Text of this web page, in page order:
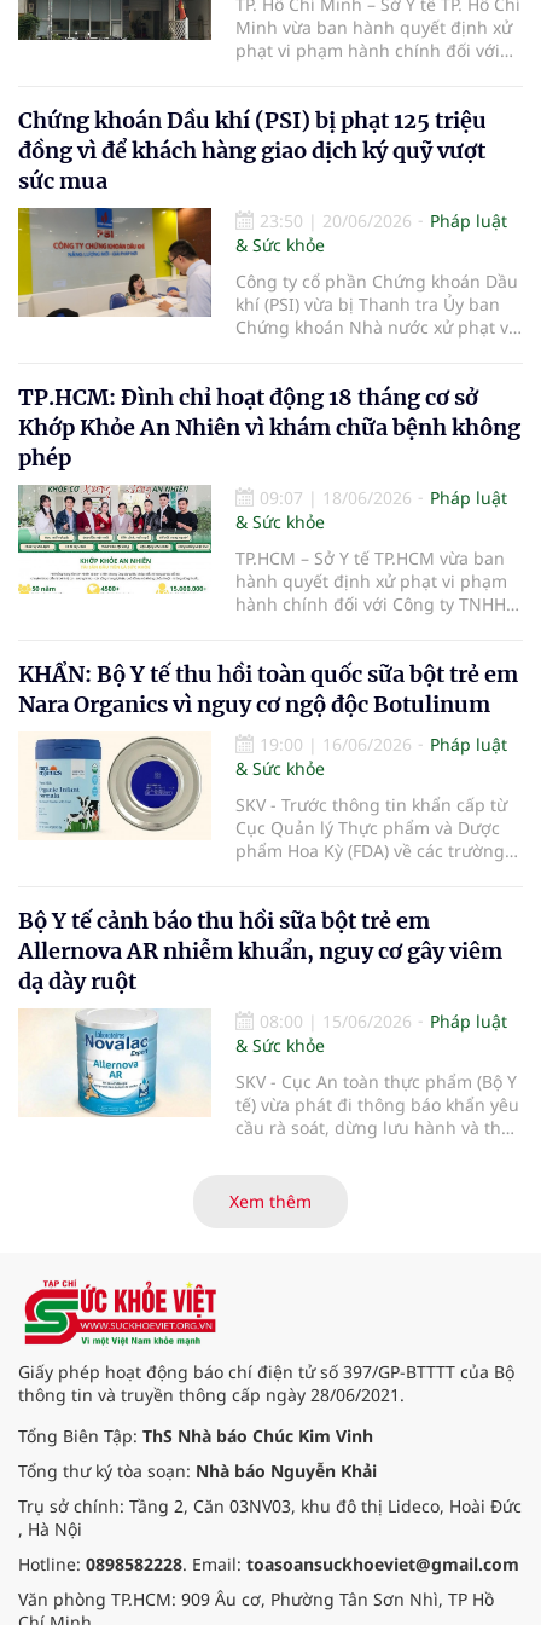
Minh vừa ban hành quyết định xử
phạt vi phạm hành chính đối với
Bệnh viện Ánh Dương, với tổng số
tiền 149 triệu đồng do nhiều vi
phạm trong hoạt động khám, chữa
Chứng khoán Dầu khí (PSI) bị phạt 125 triệu
đồng vì để khách hàng giao dịch ký quỹ vượt
sức mua
23:50 | 20/06/2026
Pháp luật
& Sức khỏe
Công ty cổ phần Chứng khoán Dầu
khí (PSI) vừa bị Thanh tra Ủy ban
Chứng khoán Nhà nước xử phạt vi
khoán.
TP.HCM: Đình chỉ hoạt động 18 tháng cơ sở
Khớp Khỏe An Nhiên vì khám chữa bệnh không
phép
09:07 | 18/06/2026
Pháp luật
& Sức khỏe
TP.HCM – Sở Y tế TP.HCM vừa ban
hành quyết định xử phạt vi phạm
hành chính đối với Công ty TNHH
vụ khám bệnh, chữa bệnh khi chưa
được cấp giấy phép hoạt động
theo quy định của pháp luật.
KHẨN: Bộ Y tế thu hồi toàn quốc sữa bột trẻ em
Nara Organics vì nguy cơ ngộ độc Botulinum
19:00 | 16/06/2026
Pháp luật
& Sức khỏe
SKV - Trước thông tin khẩn cấp từ
Cục Quản lý Thực phẩm và Dược
phẩm Hoa Kỳ (FDA) về các trường
toàn thực phẩm (Bộ Y tế) đã liên
tiếp ban hành các công văn hỏa
tốc yêu cầu rà soát, thu hồi triệt để
thuộc thương hiệu Nara Organics
tại thị trường Việt Nam nhằm bảo
vệ tuyệt đối sức khỏe người tiêu
dùng.
Bộ Y tế cảnh báo thu hồi sữa bột trẻ em
Allernova AR nhiễm khuẩn, nguy cơ gây viêm
dạ dày ruột
08:00 | 15/06/2026
Pháp luật
& Sức khỏe
SKV - Cục An toàn thực phẩm (Bộ Y
tế) vừa phát đi thông báo khẩn yêu
cầu rà soát, dừng lưu hành và thu
sản xuất sau khi ghi nhận nhiều
Xem thêm
Giấy phép hoạt động báo chí điện tử số 397/GP-BTTTT của Bộ
thông tin và truyền thông cấp ngày 28/06/2021.
Tổng Biên Tập: ThS Nhà báo Chúc Kim Vinh
Tổng thư ký tòa soạn: Nhà báo Nguyễn Khải
Trụ sở chính: Tầng 2, Căn 03NV03, khu đô thị Lideco, Hoài Đức
, Hà Nội
Hotline: 0898582228. Email: toasoansuckhoeviet@gmail.com
Văn phòng TP.HCM: 909 Âu cơ, Phường Tân Sơn Nhì, TP Hồ